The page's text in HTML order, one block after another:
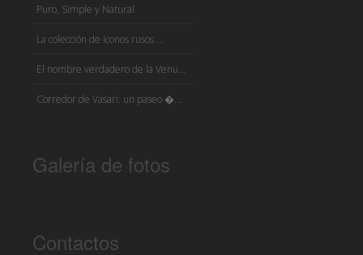
Puro, Simple y Natural
La colección de iconos rusos ...
El nombre verdadero de la Venu...
Corredor de Vasari: un paseo �...
Galería de fotos
Contactos